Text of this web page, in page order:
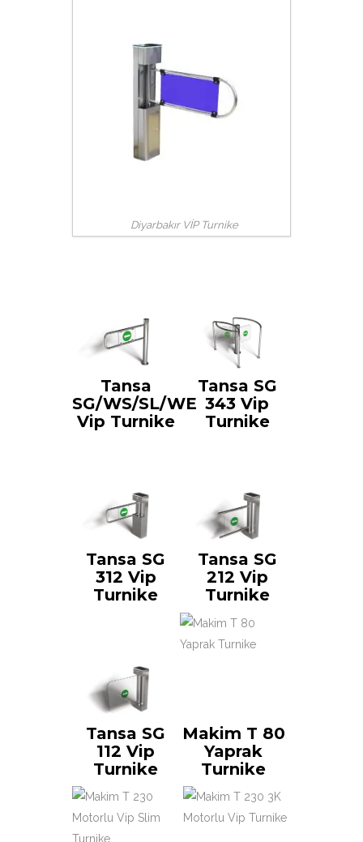
Diyarbakır VİP Turnike
Tansa
SG/WS/SL/WE
Vip Turnike
Tansa SG
343 Vip
Turnike
Tansa SG
312 Vip
Turnike
Tansa SG
212 Vip
Turnike
Tansa SG
112 Vip
Turnike
Makim T 80
Yaprak
Turnike